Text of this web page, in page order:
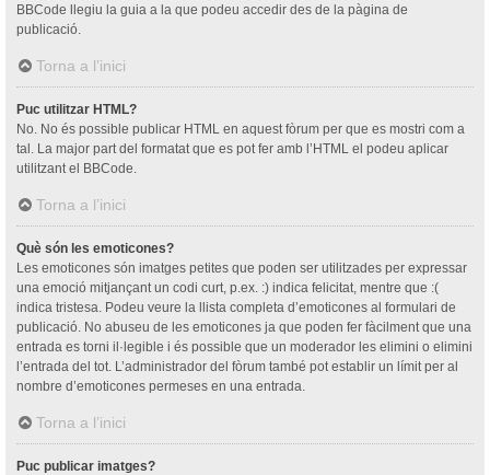
BBCode llegiu la guia a la que podeu accedir des de la pàgina de
publicació.
Torna a l’inici
Puc utilitzar HTML?
No. No és possible publicar HTML en aquest fòrum per que es mostri com a
tal. La major part del formatat que es pot fer amb l’HTML el podeu aplicar
utilitzant el BBCode.
Torna a l’inici
Què són les emoticones?
Les emoticones són imatges petites que poden ser utilitzades per expressar
una emoció mitjançant un codi curt, p.ex. :) indica felicitat, mentre que :(
indica tristesa. Podeu veure la llista completa d’emoticones al formulari de
publicació. No abuseu de les emoticones ja que poden fer fàcilment que una
entrada es torni il·legible i és possible que un moderador les elimini o elimini
l’entrada del tot. L’administrador del fòrum també pot establir un límit per al
nombre d’emoticones permeses en una entrada.
Torna a l’inici
Puc publicar imatges?